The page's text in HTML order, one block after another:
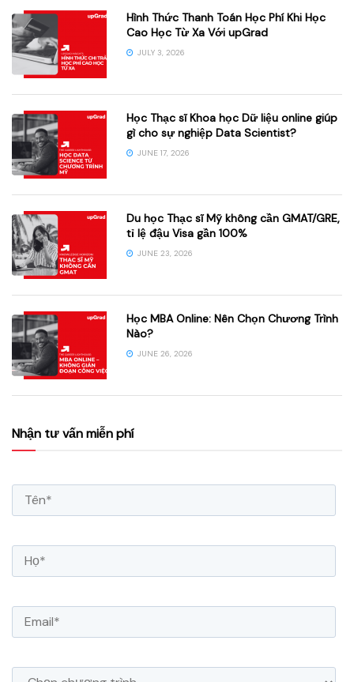
Hình Thức Thanh Toán Học Phí Khi Học
Cao Học Từ Xa Với upGrad
JULY 3, 2026
Học Thạc sĩ Khoa học Dữ liệu online giúp
gì cho sự nghiệp Data Scientist?
JUNE 17, 2026
Du học Thạc sĩ Mỹ không cần GMAT/GRE,
tỉ lệ đậu Visa gần 100%
JUNE 23, 2026
Học MBA Online: Nên Chọn Chương Trình
Nào?
JUNE 26, 2026
Nhận tư vấn miễn phí